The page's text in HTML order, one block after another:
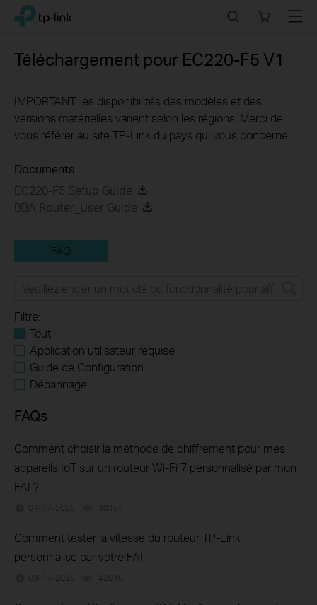
Click
the
navigation
TP-Link, Reliably Smart
store
Menu
Téléchargement pour EC220-F5 V1
IMPORTANT: les disponibilités des modèles et des
versions matérielles varient selon les régions. Merci de
vous référer au site TP-Link du pays qui vous concerne.
Documents
EC220-F5 Setup Guide
BBA Router_User Guide
FAQ
Filtre:
Tout
Application utilisateur requise
Guide de Configuration
Dépannage
FAQs
Comment choisir la méthode de chiffrement pour mes
appareils IoT sur un routeur Wi-Fi 7 personnalisé par mon
FAI ?
04-17-2026 30154
Comment tester la vitesse du routeur TP-Link
personnalisé par votre FAI
03-17-2026 42610